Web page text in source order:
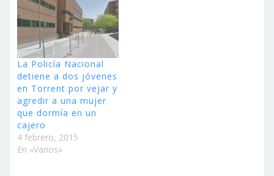
La Policía Nacional
detiene a dos jóvenes
en Torrent por vejar y
agredir a una mujer
que dormía en un
cajero
4 febrero, 2015
En «Varios»